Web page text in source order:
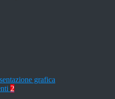
grafica
2